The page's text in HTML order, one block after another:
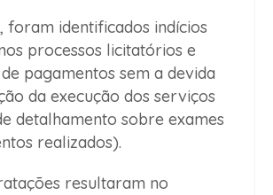
foram identificados indícios
processos licitatórios e
pagamentos sem a devida
da execução dos serviços
detalhamento sobre exames
realizados).
resultaram no